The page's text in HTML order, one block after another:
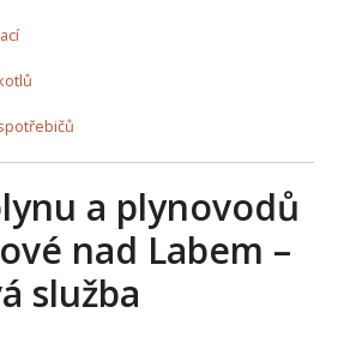
a plynovodů
nad Labem –
služba